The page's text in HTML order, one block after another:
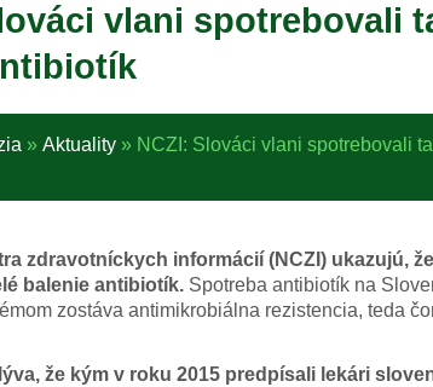
vlani spotrebovali
» Aktuality » NCZI: Slováci vlani spotrebovali
zdravotníckych informácií (NCZI) ukazujú,
balenie antibiotík. Spotreba antibiotík na
zostáva antimikrobiálna rezistencia, teda
že kým v roku 2015 predpísali lekári